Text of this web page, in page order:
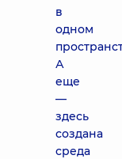
в
одном
А
еще
—
здесь
создана
среда